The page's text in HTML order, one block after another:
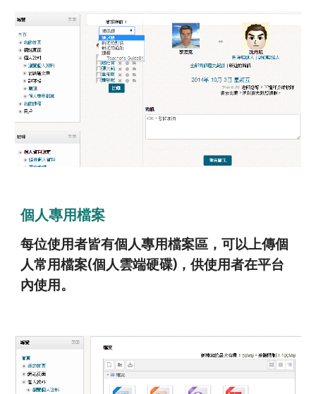
個人專用檔案
每位使用者皆有個人專用檔案區，可以上傳個
人常用檔案(個人雲端硬碟)，供使用者在平台
內使用。